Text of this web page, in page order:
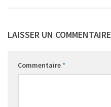
LAISSER UN COMMENTAIRE
Commentaire*